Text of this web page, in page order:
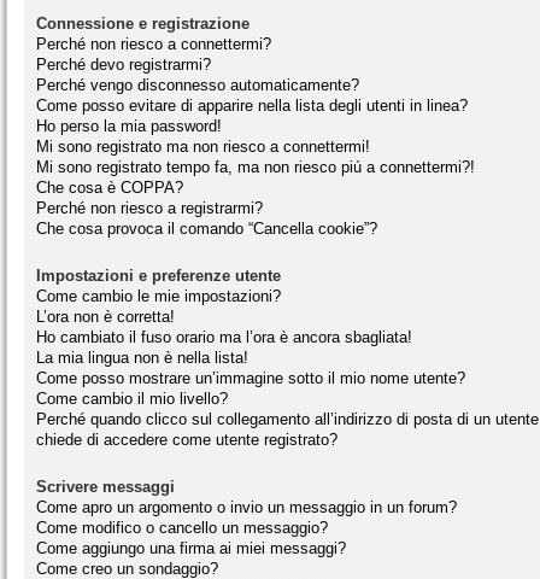
Connessione e registrazione
Perché non riesco a connettermi?
Perché devo registrarmi?
Perché vengo disconnesso automaticamente?
Come posso evitare di apparire nella lista degli utenti in linea?
Ho perso la mia password!
Mi sono registrato ma non riesco a connettermi!
Mi sono registrato tempo fa, ma non riesco piú a connettermi?!
Che cosa è COPPA?
Perché non riesco a registrarmi?
Che cosa provoca il comando “Cancella cookie”?
Impostazioni e preferenze utente
Come cambio le mie impostazioni?
L’ora non è corretta!
Ho cambiato il fuso orario ma l’ora è ancora sbagliata!
La mia lingua non è nella lista!
Come posso mostrare un’immagine sotto il mio nome utente?
Come cambio il mio livello?
Perché quando clicco sul collegamento all’indirizzo di posta di un
chiede di accedere come utente registrato?
Scrivere messaggi
Come apro un argomento o invio un messaggio in un forum?
Come modifico o cancello un messaggio?
Come aggiungo una firma ai miei messaggi?
Come creo un sondaggio?